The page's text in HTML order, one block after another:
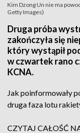
Kim Dzong Un nie ma
Getty Images)
Druga próba
zakończyła się
który wystąpił
w czwartek rano
KCNA.
Jak poinformowały
druga faza lotu
CZYTAJ CAŁOŚĆ